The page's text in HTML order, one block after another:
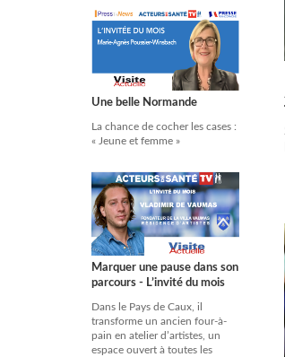
Une belle Normande
La chance de cocher les cases :
« Jeune et femme »
Marquer une pause dans son
parcours - L’invité du mois
Dans le Pays de Caux, il
transforme un ancien four-à-
pain en atelier d’artistes, un
espace ouvert à toutes les